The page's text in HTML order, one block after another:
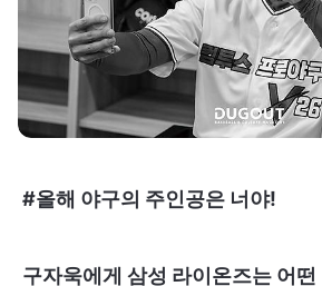
#올해 야구의 주인공은 너야!
구자욱에게 삼성 라이온즈는 어떤